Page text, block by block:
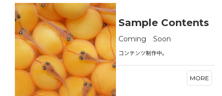
Sample Contents
Coming Soon
コンテンツ制作中。
MORE